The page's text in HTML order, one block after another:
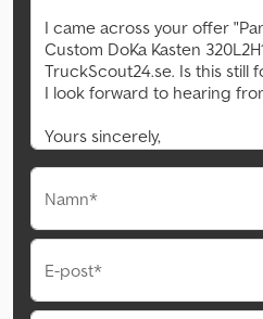
Namn*
E-post*